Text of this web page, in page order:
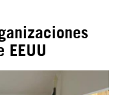
c/hispantv
921 79 29 404
EEUU